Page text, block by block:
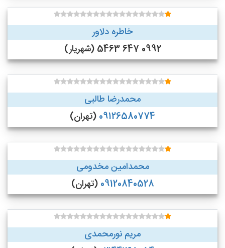
خاطره دلاور
0992 647 5463 (شهریار)
محمدرضا طالبی
09126580774 (تهران)
محمدامین مخدومی
09120840528 (تهران)
مریم نورمحمدی